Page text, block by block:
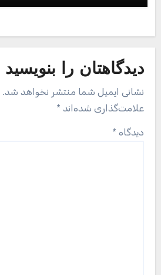
دیدگاهتان را بنویسید
نشانی ایمیل شما منتشر نخواهد شد.
علامت‌گذاری شده‌اند *
دیدگاه *